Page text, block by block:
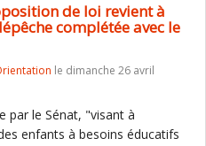
de loi revient à
complétée avec le
le dimanche 26 avril
par le Sénat, "visant à
enfants à besoins éducatifs